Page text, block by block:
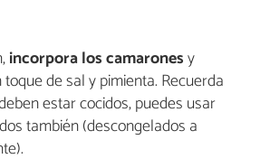
incorpora los camaronesy
de sal y pimienta. Recuerda
estar cocidos, puedes usar
también (descongelados a